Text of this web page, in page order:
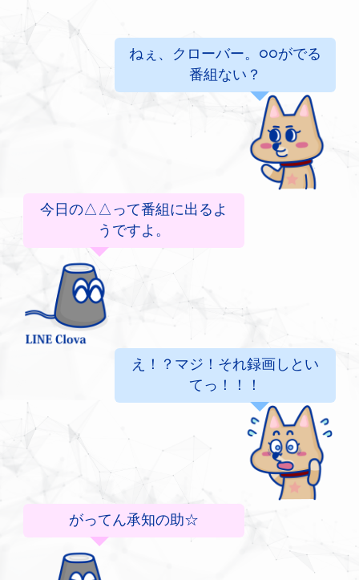
ねぇ、クローバー。○○がでる
番組ない？
今日の△△って番組に出るよ
うですよ。
え！？マジ！それ録画しとい
てっ！！！
がってん承知の助☆